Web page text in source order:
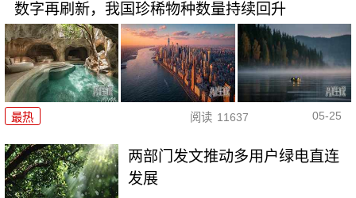
数字再刷新，我国珍稀物种数量持续回升
最热 阅读 11637 05-25
两部门发文推动多用户绿电直连
发展